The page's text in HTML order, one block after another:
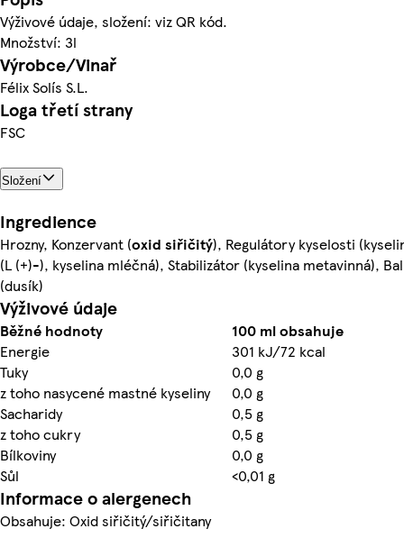
Výživové údaje, složení: viz QR kód.
Množství: 3l
Výrobce/Vinař
Félix Solís S.L.
Loga třetí strany
FSC
Složení
Ingredience
Hrozny, Konzervant (oxid siřičitý), Regulátory kyselosti
(L (+)-), kyselina mléčná), Stabilizátor (kyselina metavinná),
(dusík)
Výživové údaje
Běžné hodnoty
100 ml obsahuje
Energie
301 kJ/72 kcal
Tuky
0,0 g
z toho nasycené mastné kyseliny
0,0 g
Sacharidy
0,5 g
z toho cukry
0,5 g
Bílkoviny
0,0 g
Sůl
<0,01 g
Informace o alergenech
Obsahuje: Oxid siřičitý/siřičitany